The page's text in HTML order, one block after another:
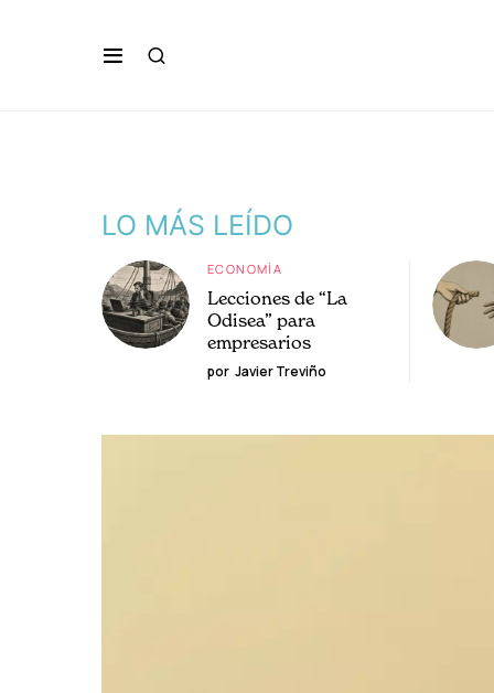
LO MÁS LEÍDO
ECONOMÍA
Lecciones de “La
Odisea” para
empresarios
por Javier Treviño